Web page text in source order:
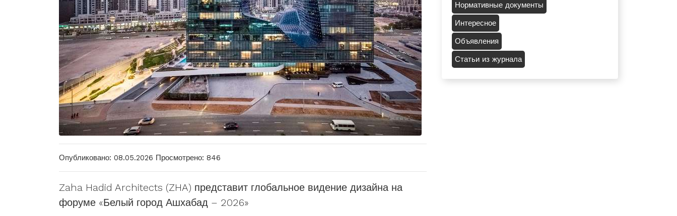
Опубликовано: 08.05.2026 Просмотрено: 846
Zaha Hadid Architects (ZHA) представит глобальное видение дизайна на
форуме «Белый город Ашхабад – 2026»
Нормативные документы
Интересное
Объявления
Статьи из журнала